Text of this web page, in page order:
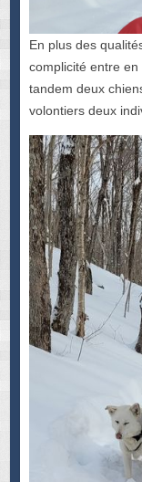
En plus des
complicité entre
tandem deux
volontiers deux